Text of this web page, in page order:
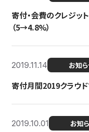
寄付・会費のクレジッ
（5→4.8%）
2019.11.14 お知
寄付月間2019クラウ
2019.10.01 お知